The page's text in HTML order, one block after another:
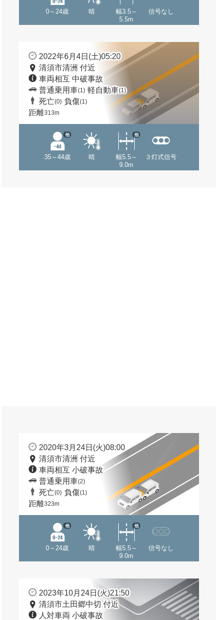
0～24歳 晴
幅3.5～
5.5m
信号なし
2022年6月4日(土)05:20
清須市清洲 付近
車両相互 中破事故
普通乗用車(1) 軽自動車(1)
死亡(0) 負傷(1)
距離313m
35～44歳
他
晴
幅5.5～
9.0m
他
３灯式信号
2020年3月24日(火)08:00
清須市清洲 付近
車両相互 小破事故
普通乗用車(2)
死亡(0) 負傷(1)
距離323m
0～24歳
他
晴
幅5.5～
9.0m
他
信号なし
2023年10月24日(火)21:50
清須市土田郷中切 付近
人対車両 小破事故